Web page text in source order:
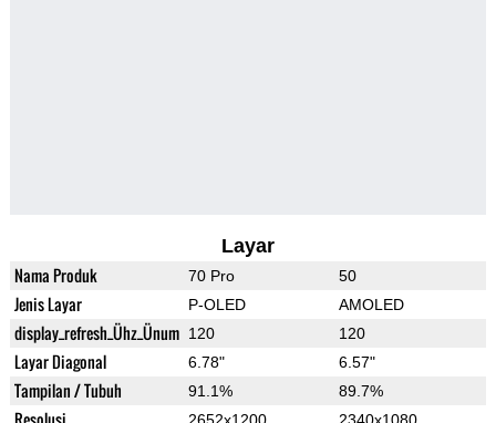
Layar
Nama Produk 70 Pro 50
Jenis Layar P-OLED AMOLED
display_refresh_Ühz_Ünum 120 120
Layar Diagonal 6.78" 6.57"
Tampilan / Tubuh 91.1% 89.7%